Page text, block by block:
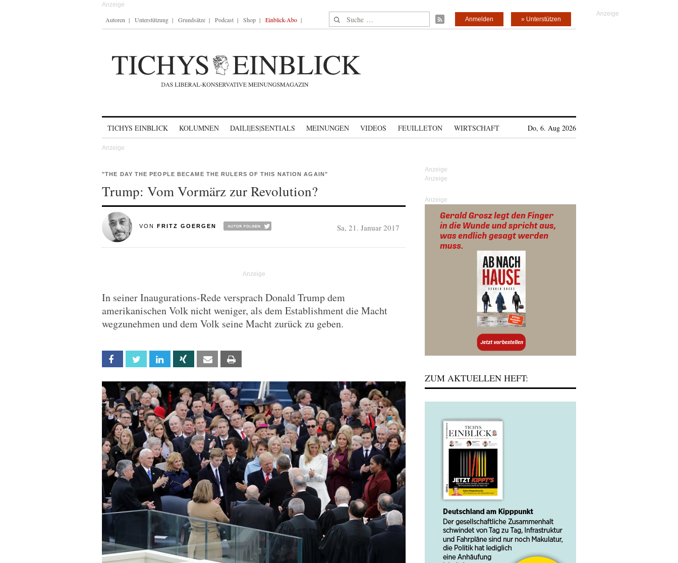
Autoren Unterstützung Grundsätze Podcast Shop Einblick-Abo Suche nach: » Unterstützen
Anmelden
TICHYS EINBLICK KOLUMNEN DAILI|ES|SENTIALS MEINUNGEN VIDEOS FEUILLETON WIRTSCHAFT Do, 6. Aug 2026
"THE DAY THE PEOPLE BECAME THE RULERS OF THIS NATION AGAIN"
Trump: Vom Vormärz zur Revolution?
VON FRITZ GOERGEN Sa, 21. Januar 2017
In seiner Inaugurations-Rede versprach Donald Trump dem
amerikanischen Volk nicht weniger, als dem Establishment die Macht
wegzunehmen und dem Volk seine Macht zurück zu geben.
Facebook Twitter Linkedin Xing Email
Anzeige
ZUM AKTUELLEN HEFT: